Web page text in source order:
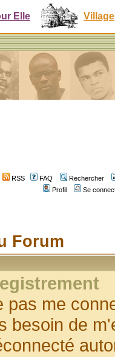
Elle Village
RSS FAQ
Rechercher
Profil
Se
Forum
pas me
besoin de